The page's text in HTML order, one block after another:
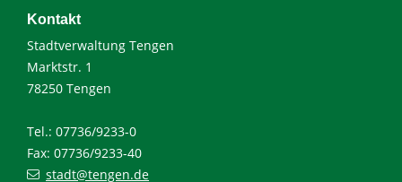
Kontakt
Stadtverwaltung Tengen
Marktstr. 1
78250 Tengen
Tel.: 07736/9233-0
Fax: 07736/9233-40
stadt@tengen.de